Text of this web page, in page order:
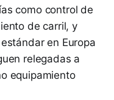
como control de
de carril, y
en Europa
relegadas a
equipamiento